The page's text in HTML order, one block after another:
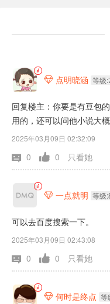
 点明晓涵 等级
回复楼主：你要是有豆包
用的，还可以问他小说大
2025年03月09日 02:32:09
0 0 只看她
 一点就明 等级
可以去百度搜索一下。
2025年03月09日 02:43:08
0 0 只看她
 何时是终点 等